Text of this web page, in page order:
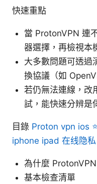
快速重點
當 ProtonVPN 連
器選擇，再檢視本
大多數問題可透過
換協議（如
若仍無法連線，改
試，能快速分辨是
目錄 Proton vpn ios
iphone ipad 在线隐私
為什麼
基本檢查清單